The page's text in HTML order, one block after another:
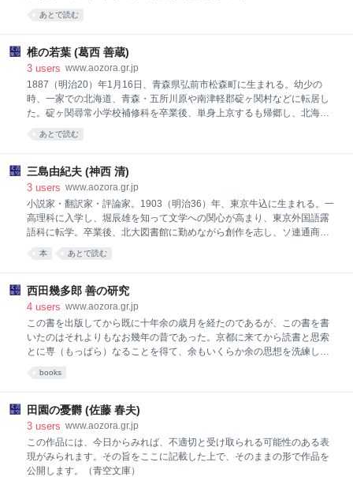
空文庫）
あとで読む
椎の若葉 (葛西 善蔵)
3 users www.aozora.gr.jp
1887（明治20）年1月16日、青森県弘前市松森町に生まれる。幼少の
時、一家での北海道、青森・五所川原や南津軽郡碇ヶ関村などに転居し
た。碇ヶ関尋常小学校補修科を卒業後、単身上京するも帰郷し、北海道
で鉄道車掌、営林署勤務などをした。1905（明治38）年に再び上京、哲
学館（現東洋大学）で聴講生となるが、1908（明治41）年、徳田秋声に
年、広津和郎や谷崎精二らと同人雑誌「奇蹟」を創刊し、葛西歌棄の名
で処女作『哀しき父』を発表した。生活苦などのためその後も別居・同
居（東京・郷里の往復）を繰り返した。葛西は「自己小説」と呼ぶ私小
説の文学像を追求し、『雪をんな』・『贋物』（いずれも大正6）など
を発表した。大正7年の『子をつれて』が評判を呼び、大正11年頃まで
13）などは詩
あとで読む
三島由紀夫 (神西 清)
3 users www.aozora.gr.jp
小説家・翻訳家・評論家。1903（明治36）年、東京牛込に生まれる。一
高理科に入学し、堀辰雄を知って文学への関心が高まり、東京外国語露
語科に転学。卒業後、北大図書館に勤めながら創作を志し、ソ連通商部
を経たあと文筆生活に入る。ロシア語はもとよりフランス語にも長け、
プーシキン、ツルゲーネフ、ガルシン、チェーホフ、ゴーリキー～バル
フ作品は、その彫琢された文章によって名訳の誉れが高い。これらの業
績から翻訳家として有名になったが、小説も寡作ながら「垂水」「灰色
の眼の女」「少年」など、高踏的な凝った文体で書いた。応仁の乱を題
材にした「雪の宿り」は自らの戦争体験を重ね合わせた歴史小説の逸
品。博学で和洋の文学に造詣深く、「散文の運命」「チェーホフ試論」
53。 「神西清」
本 あとで読む
西田幾多郎 善の研究
4 users www.aozora.gr.jp
この書を出版してから既に十年余の歳月を経たのであるが、この書を書
いたのはそれよりもなお幾年の昔であった。京都に来てから読書と思索
とに専（もっぱら）なることを得て、余もいくらか余の思想を洗練し豊
思想の全体を述べ得るのはなお幾年の後なるかを思い、再びこの書を世
に出すこととした。今度の出版に当りて、務台、世良の両文学士が余の
為に字句の訂正と校正との労を執られたのは、余が両君に対し感謝に堪
えざる所である。 この書刷行を重ねること多く、文字も往々鮮明を欠く
ものがあるようになったので、今度書肆（しょし）において版を新にす
books
田園の憂欝 (佐藤 春夫)
3 users www.aozora.gr.jp
この作品には、今日からみれば、不適切と受け取られる可能性のある表
現がみられます。その旨をここに記載した上で、そのままの形で作品を
公開します。（青空文庫）